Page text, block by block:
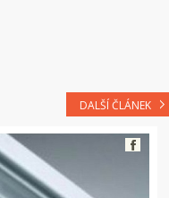
DALŠÍ ČLÁNEK